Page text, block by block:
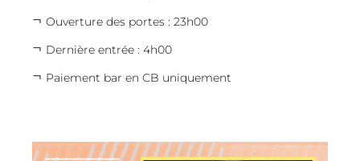
Ouverture des portes : 23h00
Dernière entrée : 4h00
Paiement bar en CB uniquement